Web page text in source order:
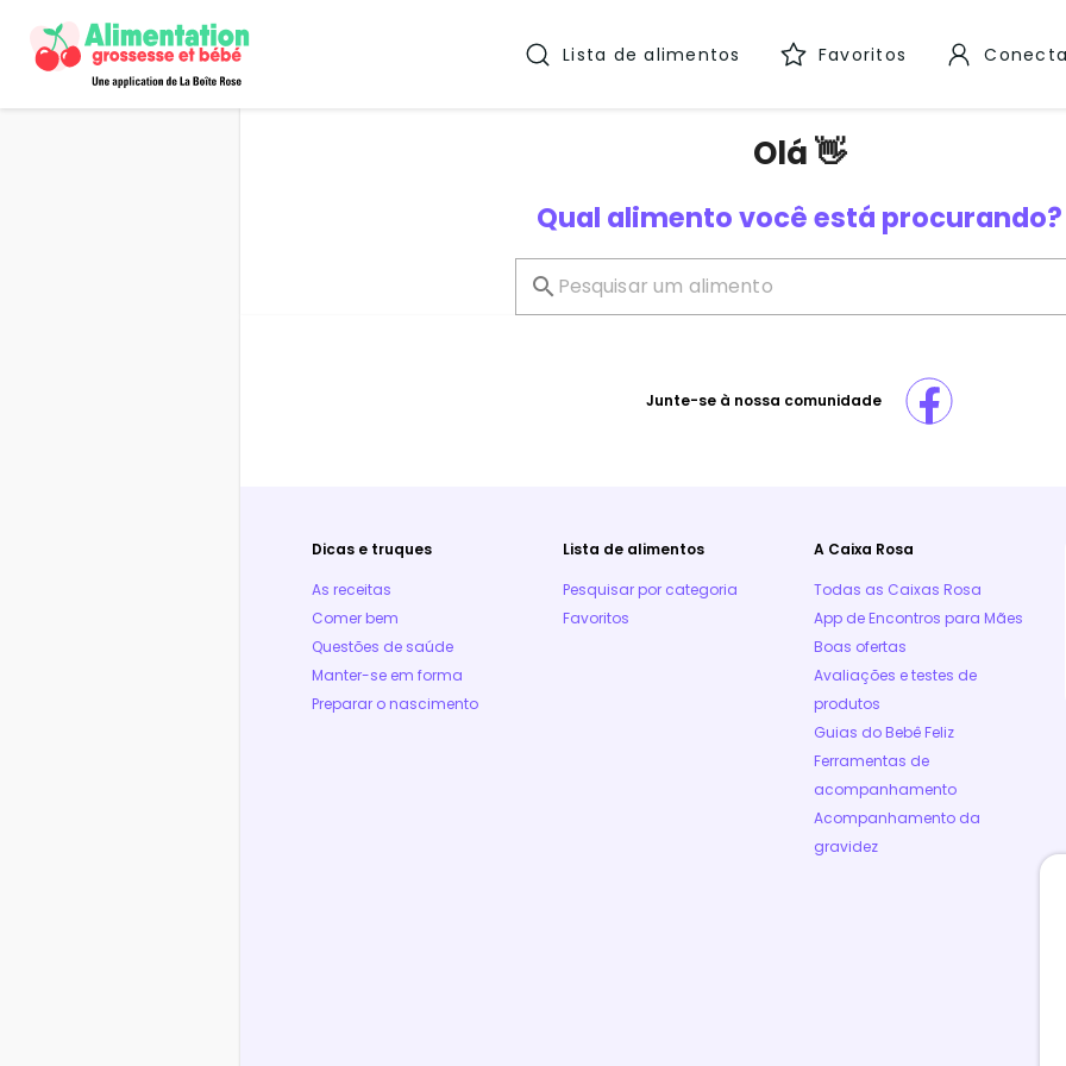
Lista de alimentos Favoritos
Olá 👋
Qual alimento você está procurando?
Junte-se à nossa comunidade
Dicas e truques
As receitas
Comer bem
Questões de saúde
Manter-se em forma
Preparar o nascimento
Lista de alimentos
Pesquisar por categoria
Favoritos
A Caixa Rosa
Todas as Caixas Rosa
App de Encontros para Mães
Boas ofertas
Avaliações e testes de
produtos
Guias do Bebê Feliz
Ferramentas de
acompanhamento
Acompanhamento da
gravidez